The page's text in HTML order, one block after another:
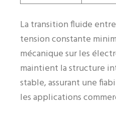
La transition fluide
tension constante
mécanique sur les
maintient la structure
stable, assurant une
les applications